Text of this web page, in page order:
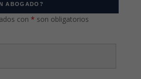
ABOGADO?
con * son obligatorios